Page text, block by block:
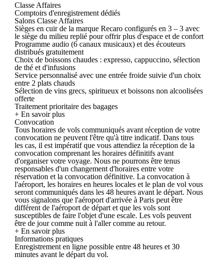
Classe Affaires
Comptoirs d'enregistrement dédiés
Salons Classe Affaires
Sièges en cuir de la marque Recaro configurés en 3 – 3 avec
le siège du milieu replié pour offrir plus d'espace et de confort
Programme audio (6 canaux musicaux) et des écouteurs
distribués gratuitement
Choix de boissons chaudes : expresso, cappuccino, sélection
de thé et d'infusions
Service personnalisé avec une entrée froide suivie d'un choix
entre 2 plats chauds
Sélection de vins grecs, spiritueux et boissons non alcoolisées
offerte
Traitement prioritaire des bagages
+ En savoir plus
Convocation
Tous horaires de vols communiqués avant réception de votre
convocation ne peuvent l'être qu'à titre indicatif. Dans tous
les cas, il est impératif que vous attendiez la réception de la
convocation comprenant les horaires définitifs avant
d'organiser votre voyage. Nous ne pourrons être tenus
responsables d'un changement d'horaires entre votre
réservation et la convocation définitive. La convocation à
l'aéroport, les horaires en heures locales et le plan de vol vous
seront communiqués dans les 48 heures avant le départ. Nous
vous signalons que l'aéroport d'arrivée à Paris peut être
différent de l'aéroport de départ et que les vols sont
susceptibles de faire l'objet d'une escale. Les vols peuvent
être de jour comme nuit à l'aller comme au retour.
+ En savoir plus
Informations pratiques
Enregistrement en ligne possible entre 48 heures et 30
minutes avant le départ du vol.